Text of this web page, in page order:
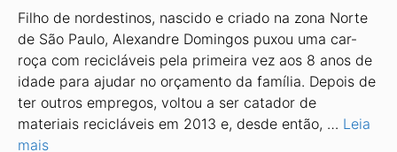
Filho de nordestinos, nascido e criado na zona Norte
de São Paulo, Alexandre Domingos puxou uma car­
roça com recicláveis pela primeira vez aos 8 anos de
idade para ajudar no or­çamento da família. Depois de
ter ou­tros empregos, voltou a ser catador de
materiais recicláveis em 2013 e, desde então, … Leia
mais